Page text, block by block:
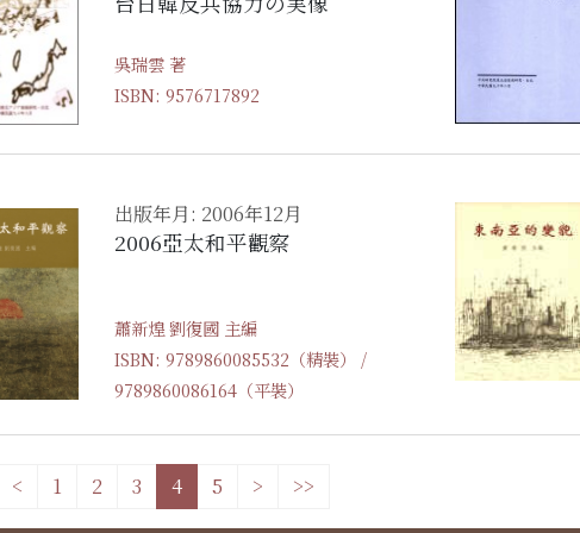
吳瑞雲 著
ISBN: 9576717892
出版年月: 2006年12月
2006亞太和平觀察
蕭新煌 劉復國 主編
ISBN: 9789860085532（精裝） /
9789860086164（平裝）
< 1 2 3 4 5 > >>